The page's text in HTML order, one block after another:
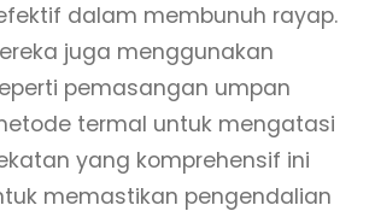
dalam membunuh rayap.
juga menggunakan
pemasangan umpan
termal untuk mengatasi
yang komprehensif ini
memastikan pengendalian